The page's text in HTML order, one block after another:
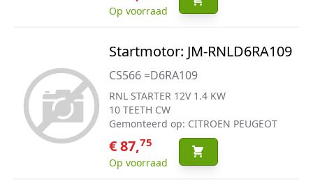
Op voorraad
Startmotor: JM-RNLD6RA109
CS566 =D6RA109
RNL STARTER 12V 1.4 KW
10 TEETH CW
Gemonteerd op: CITROEN PEUGEOT
€ 87,75
Op voorraad